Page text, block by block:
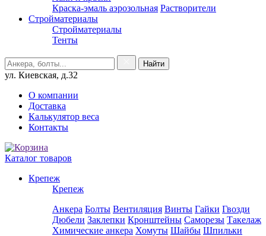
Краска-эмаль аэрозольная Растворители
Стройматериалы
Стройматериалы
Тенты
ул. Киевская, д.32
О компании
Доставка
Калькулятор веса
Контакты
Каталог товаров
Крепеж
Крепеж
Анкера Болты Вентиляция Винты Гайки Гвозди
Дюбели Заклепки Кронштейны Саморезы Такелаж
Химические анкера Хомуты Шайбы Шпильки